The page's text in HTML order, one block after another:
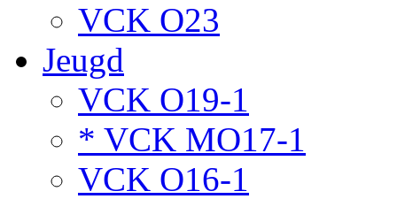
VCK O23
Jeugd
VCK O19-1
* VCK MO17-1
VCK O16-1